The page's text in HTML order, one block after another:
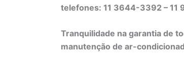
telefones: 11 3644-3392 – 11
Tranquilidade na garantia de
manutenção de ar-